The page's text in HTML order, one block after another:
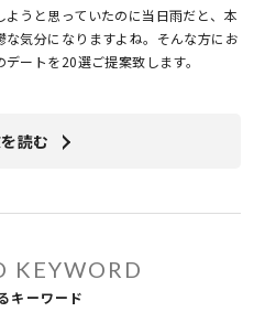
ようと思っていたのに当日雨だと、本
な気分になりますよね。そんな方にお
デートを20選ご提案致します。
読む
KEYWORD
キーワード